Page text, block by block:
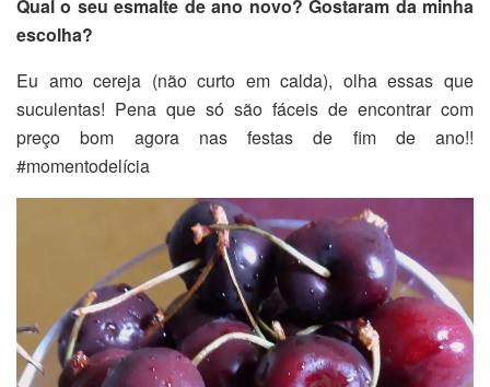
Qual o seu esmalte de ano novo? Gostaram da minha
escolha?
Eu amo cereja (não curto em calda), olha essas que
suculentas! Pena que só são fáceis de encontrar com
preço bom agora nas festas de fim de ano!!
#momentodelícia